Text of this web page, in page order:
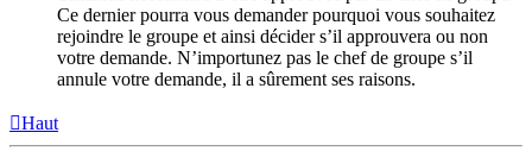
Ce dernier pourra vous demander pourquoi vous souhaitez
rejoindre le groupe et ainsi décider s’il approuvera ou non
votre demande. N’importunez pas le chef de groupe s’il
annule votre demande, il a sûrement ses raisons.
Haut